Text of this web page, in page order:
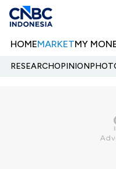
HOMEMARKETMY
RESEARCHOPINION